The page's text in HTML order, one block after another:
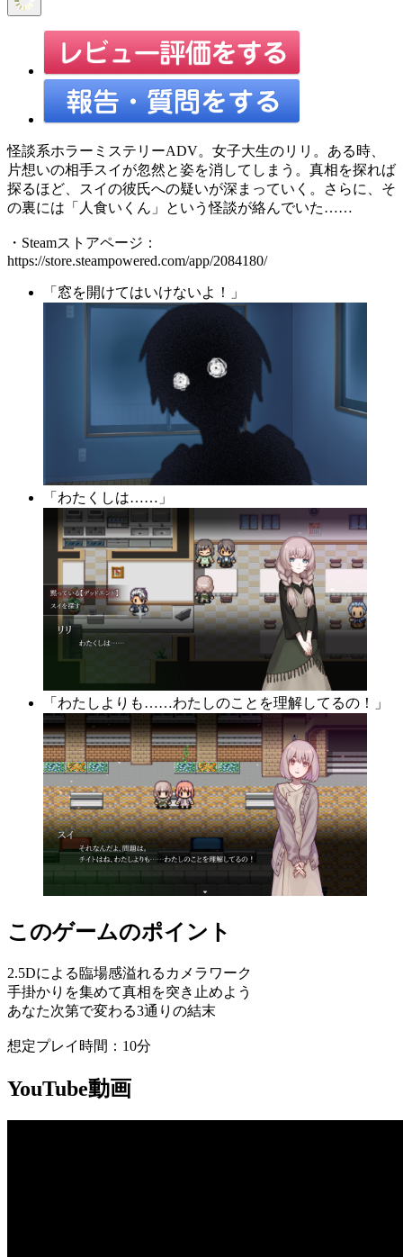
怪談系ホラーミステリーADV。女子大生のリリ。ある時、
片想いの相手スイが忽然と姿を消してしまう。真相を探れば
探るほど、スイの彼氏への疑いが深まっていく。さらに、そ
の裏には「人食いくん」という怪談が絡んでいた……
・Steamストアページ：
https://store.steampowered.com/app/2084180/
「窓を開けてはいけないよ！」
「わたくしは……」
「わたしよりも……わたしのことを理解してるの！」
このゲームのポイント
2.5Dによる臨場感溢れるカメラワーク
手掛かりを集めて真相を突き止めよう
あなた次第で変わる3通りの結末
想定プレイ時間：10分
YouTube動画